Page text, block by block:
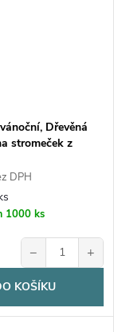
Dřevěná
stromeček z
DPH
1000 ks
− +
KOŠÍKU